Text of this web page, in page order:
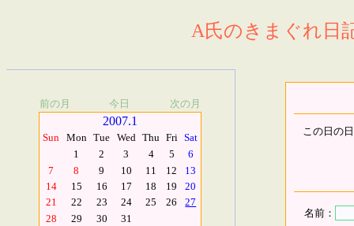
A氏のきまぐれ日
前の月 今日 次の月
2007.1
Sun Mon Tue Wed Thu Fri Sat
1
2 3 4 5
6
7
8 9 10 11 12
13
14
15 16 17 18 19
20
21
22 23 24 25 26
27
28
29 30 31
この日の
名前：